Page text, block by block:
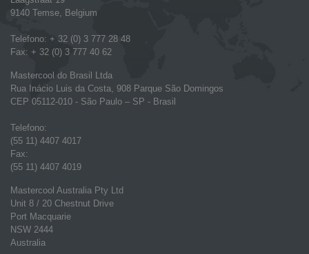
9140 Temse, Belgium
Telefono: + 32 (0) 3 777 28 48
Fax: + 32 (0) 3 777 40 62
Mastercool do Brasil Ltda
Rua Inácio Luis da Costa, 908 Parque São Domingos
CEP 05112-010 - São Paulo – SP - Brasil
Telefono:
(55 11) 4407 4017
Fax:
(55 11) 4407 4019
Mastercool Australia Pty Ltd
Unit 8 / 20 Chestnut Drive
Port Macquarie
NSW 2444
Australia